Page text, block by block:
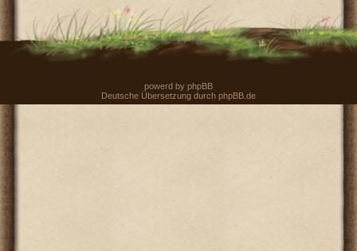
powerd by phpBB
Deutsche Übersetzung durch phpBB.de